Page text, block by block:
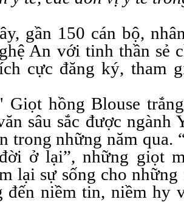
gần 150 cán bộ,
An với tinh thần sẻ
cực đăng ký, tham
Giọt hồng Blouse
sâu sắc được ngành
trong những năm qua.
ở lại”, những giọt
lại sự sống cho
đến niềm tin, niềm hy